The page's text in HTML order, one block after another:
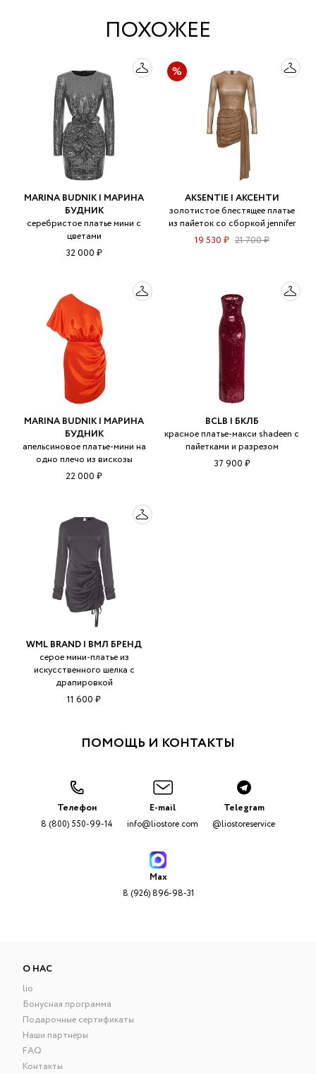
ПОХОЖЕЕ
MARINA BUDNIK | МАРИНА
БУДНИК
серебристое платье мини с
цветами
32 000 ₽
AKSENTIE | АКСЕНТИ
золотистое блестящее платье
из пайеток со сборкой jennifer
19 530 ₽ 21 700 ₽
MARINA BUDNIK | МАРИНА
БУДНИК
апельсиновое платье-мини на
одно плечо из вискозы
22 000 ₽
BCLB | БКЛБ
красное платье-макси shadeen с
пайетками и разрезом
37 900 ₽
WML BRAND | ВМЛ БРЕНД
серое мини-платье из
искусственного шелка с
драпировкой
11 600 ₽
ПОМОЩЬ И КОНТАКТЫ
Телефон
8 (800) 550-99-14
E-mail
info@liostore.com
Telegram
@liostoreservice
Max
8 (926) 896-98-31
О НАС
lio
Бонусная программа
Подарочные сертификаты
Наши партнёры
FAQ
Контакты